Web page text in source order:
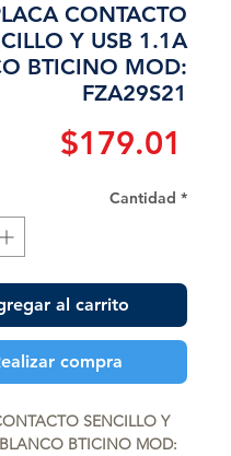
CONTACTO
Y USB 1.1A
BTICINO MOD:
FZA29S21
$179.01
Cantidad *
al carrito
compra
SENCILLO Y
BTICINO MOD: